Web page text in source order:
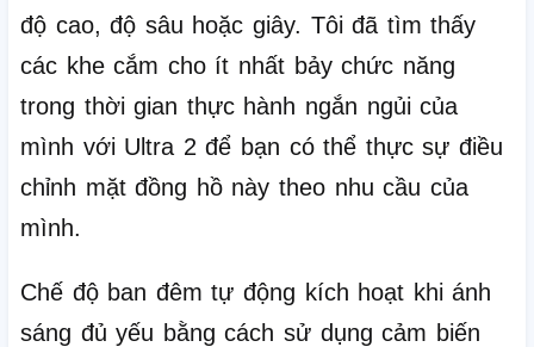
độ cao, độ sâu hoặc giây. Tôi đã tìm thấy
các khe cắm cho ít nhất bảy chức năng
trong thời gian thực hành ngắn ngủi của
mình với Ultra 2 để bạn có thể thực sự điều
chỉnh mặt đồng hồ này theo nhu cầu của
mình.
Chế độ ban đêm tự động kích hoạt khi ánh
sáng đủ yếu bằng cách sử dụng cảm biến